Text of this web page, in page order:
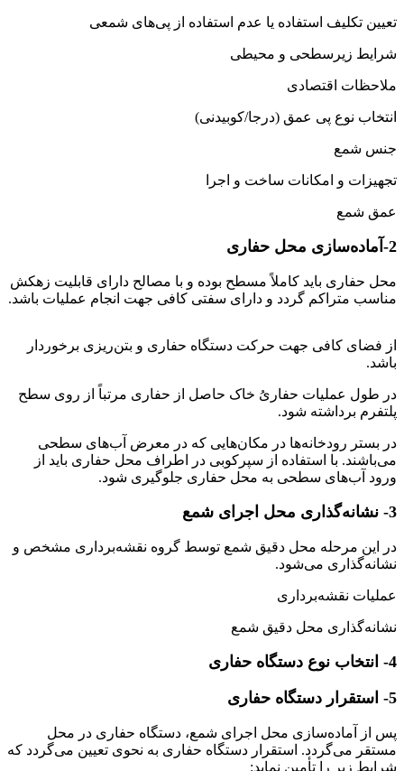
تعیین تکلیف استفاده یا عدم استفاده از پی‌های شمعی
شرایط زیرسطحی و محیطی
ملاحظات اقتصادی
انتخاب نوع پی عمق (درجا/کوبیدنی)
جنس شمع
تجهیزات و امکانات ساخت و اجرا
عمق شمع
2-آماده‌سازی محل حفاری
محل حفاری باید کاملاً مسطح بوده و با مصالح دارای قابلیت زهکش
مناسب متراکم گردد و دارای سفتی کافی جهت انجام عملیات باشد.
از فضای کافی جهت حرکت دستگاه حفاری و بتن‌ریزی برخوردار
باشد.
در طول عملیات حفاریُ خاک حاصل از حفاری مرتباً از روی سطح
پلتفرم برداشته شود.
در بستر رودخانه‌ها در مکان‌هایی که در معرض آب‌های سطحی
می‌باشند. با استفاده از سپرکوبی در اطراف محل حفاری باید از
ورود آب‌های سطحی به محل حفاری جلوگیری شود.
3- نشانه‌گذاری محل اجرای شمع
در این مرحله محل دقیق شمع توسط گروه نقشه‌برداری مشخص و
نشانه‌گذاری می‌شود.
عملیات نقشه‌برداری
نشانه‌گذاری محل دقیق شمع
4- انتخاب نوع دستگاه حفاری
5- استقرار دستگاه حفاری
پس از آماده‌سازی محل اجرای شمع، دستگاه حفاری در محل
مستقر می‌گردد. استقرار دستگاه حفاری به نحوی تعیین می‌گردد که
شرایط زیر را تأمین نماید: